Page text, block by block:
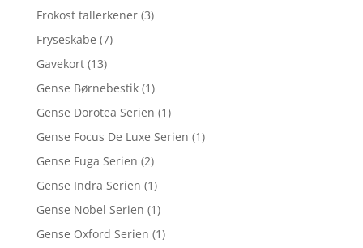
Frokost tallerkener (3)
Fryseskabe (7)
Gavekort (13)
Gense Børnebestik (1)
Gense Dorotea Serien (1)
Gense Focus De Luxe Serien (1)
Gense Fuga Serien (2)
Gense Indra Serien (1)
Gense Nobel Serien (1)
Gense Oxford Serien (1)